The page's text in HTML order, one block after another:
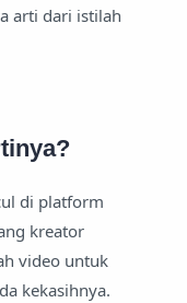
arti dari istilah
di platform
kreator
video untuk
kekasihnya.